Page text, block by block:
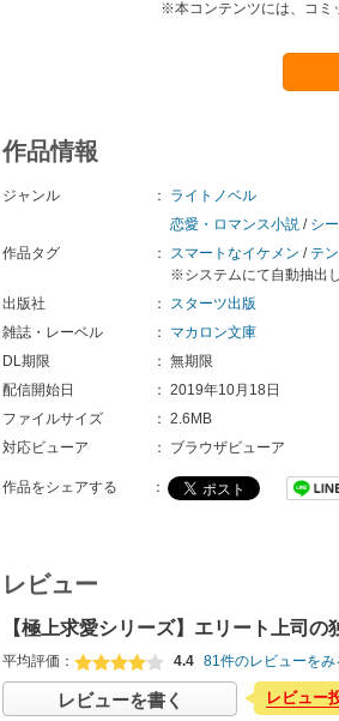
※本コンテンツには、コミ
作品情報
ジャンル ：
ライトノベル
恋愛・ロマンス小説 / シ
作品タグ
： スマートなイケメン /テ
※システムにて自動抽出
出版社
：
スターツ出版
雑誌・レーベル
：
マカロン文庫
DL期限
： 無期限
配信開始日
： 2019年10月18日
ファイルサイズ
： 2.6MB
対応ビューア
： ブラウザビューア
作品をシェアする ：
レビュー
【極上求愛シリーズ】エリート上司
平均評価： 4.4 81件のレビューをみ
レビューを書く レビュー